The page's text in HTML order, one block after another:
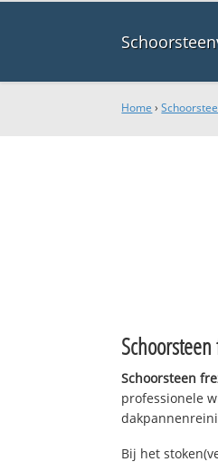
Home ›
Schoorsteen
professionele
Bij het